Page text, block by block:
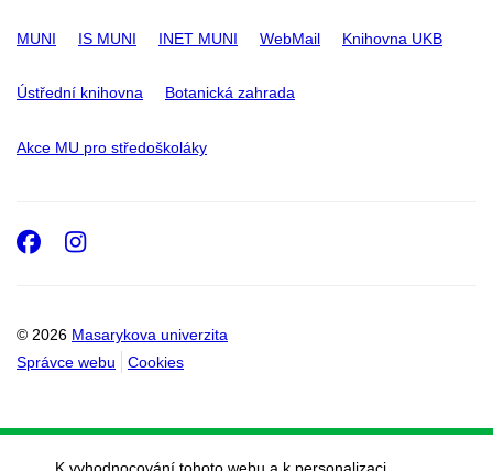
MUNI IS MUNI INET MUNI WebMail Knihovna UKB
Ústřední knihovna Botanická zahrada
Akce MU pro středoškoláky
© 2026 Masarykova univerzita
Správce webu
Cookies
Facebook
Instagram